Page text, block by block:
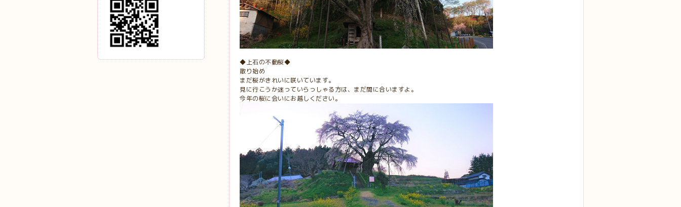
◆上石の不動桜◆
散り始め
まだ桜がきれいに咲いています。
見に行こうか迷っていらっしゃる方は、まだ間に合いますよ。
今年の桜に会いにお越しください。